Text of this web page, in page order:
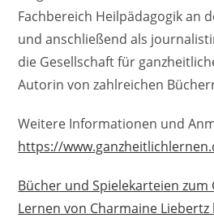
Fachbereich Heilpädagogik an
und anschließend als
die Gesellschaft für
Autorin von zahlreichen
Weitere Informationen und
https://
Bücher und Spielekarteien zum
Lernen von Charmaine